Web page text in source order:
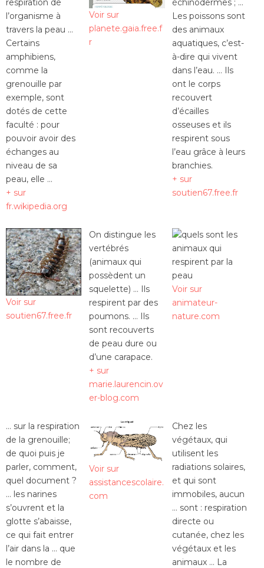
respiration de
l’organisme à
travers la peau …
Certains
amphibiens,
comme la
grenouille par
exemple, sont
dotés de cette
faculté : pour
pouvoir avoir des
échanges au
niveau de sa
peau, elle …
+ sur
fr.wikipedia.org
Voir sur
planete.gaia.free.f
r
échinodermes ; …
Les poissons sont
des animaux
aquatiques, c’est-
à-dire qui vivent
dans l’eau. … Ils
ont le corps
recouvert
d’écailles
osseuses et ils
respirent sous
l’eau grâce à leurs
branchies.
+ sur
soutien67.free.fr
Voir sur
soutien67.free.fr
On distingue les
vertébrés
(animaux qui
possèdent un
squelette) … Ils
respirent par des
poumons. … Ils
sont recouverts
de peau dure ou
d’une carapace.
+ sur
marie.laurencin.ov
er-blog.com
Voir sur
animateur-
nature.com
… sur la respiration
de la grenouille;
de quoi puis je
parler, comment,
quel document ?
… les narines
s’ouvrent et la
glotte s’abaisse,
ce qui fait entrer
l’air dans la … que
le nombre de
Voir sur
assistancescolaire.
com
Chez les
végétaux, qui
utilisent les
radiations solaires,
et qui sont
immobiles, aucun
… sont : respiration
directe ou
cutanée, chez les
végétaux et les
animaux … La